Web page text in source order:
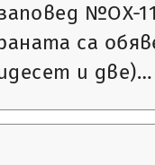
№ОХ-
са
и две)…